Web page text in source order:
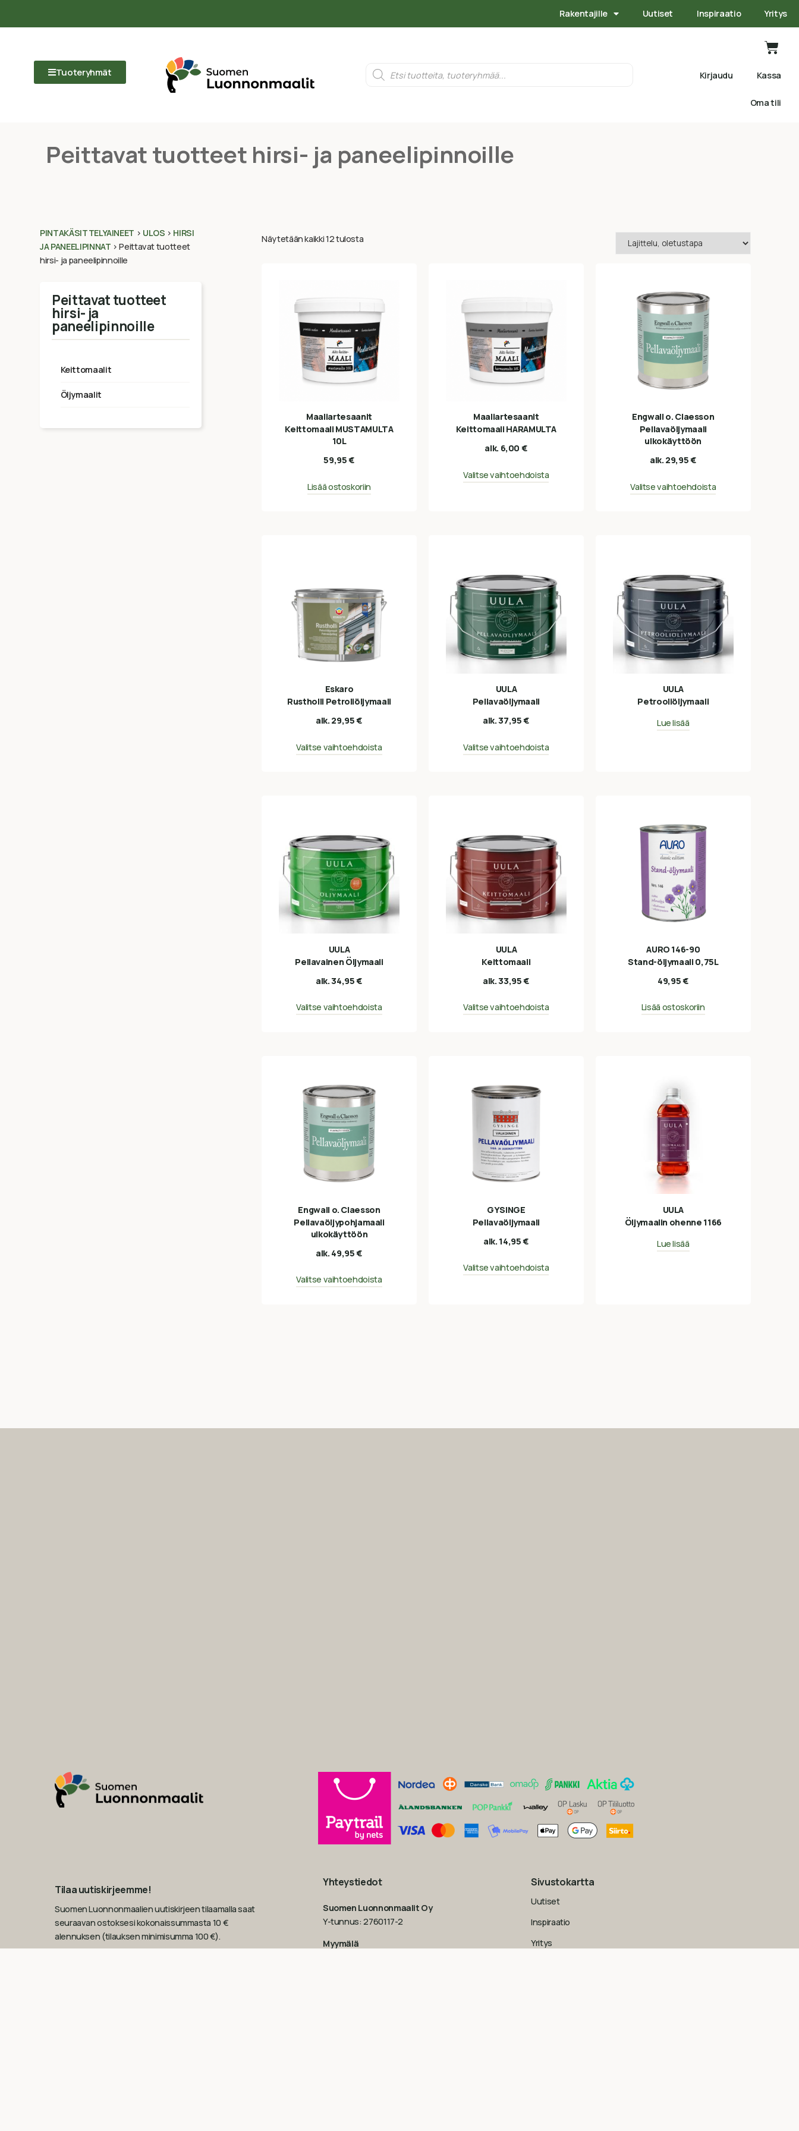
Rakentajille Uutiset Inspiraatio Yritys
Tuoteryhmät Kirjaudu Kassa
Oma tili
Peittavat tuotteet hirsi- ja paneelipinnoille
PINTAKÄSITTELYAINEET > ULOS > HIRSI
JA PANEELIPINNAT >Peittavat tuotteet
hirsi- ja paneelipinnoille
Peittavat tuotteet
hirsi- ja
paneelipinnoille
keittomaalit
öljymaalit
Näytetään kaikki 12 tulosta
Maaliartesaanit
Keittomaali MUSTAMULTA
10L
59,95€
Lisää ostoskoriin
Maaliartesaanit
Keittomaali HARAMULTA
alk. 6,00 €
Valitse vaihtoehdoista
Engwall o. Claesson
Pellavaöljymaali
ulkokäyttöön
alk. 29,95€
Valitse vaihtoehdoista
Eskaro
Rustholli Petroliöljymaali
alk. 29,95€
Valitse vaihtoehdoista
UULA
Pellavaöljymaali
alk.37,95€
Valitse vaihtoehdoista
UULA
Petrooliöljymaali
Lue lisää
UULA
Pellavainen Öljymaali
alk.34,95€
Valitse vaihtoehdoista
UULA
Keittomaali
alk.33,95€
Valitse vaihtoehdoista
AURO 146-90
Stand-öljymaali 0,75L
49,95€
Lisää ostoskoriin
Engwall o. Claesson
Pellavaöljypohjamaali
ulkokäyttöön
alk. 49,95€
Valitse vaihtoehdoista
GYSINGE
Pellavaöljymaali
alk. 14,95€
Valitse vaihtoehdoista
UULA
Öljymaalin ohenne 1166
Lue lisää
Tilaa uutiskirjeemme!
Suomen Luonnonmaalien uutiskirjeen tilaamalla saat
seuraavan ostoksesi kokonaissummasta 10 €
alennuksen (tilauksen minimisumma 100 €).
Yhteystiedot
Suomen Luonnonmaalit Oy
Y-tunnus: 2760117-2
Myymälä
Sivustokartta
Uutiset
Inspiraatio
Yritys